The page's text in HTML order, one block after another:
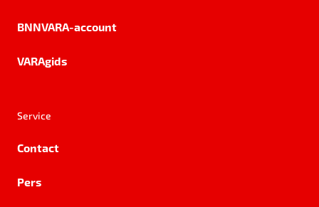
BNNVARA-account
VARAgids
Service
Contact
Pers